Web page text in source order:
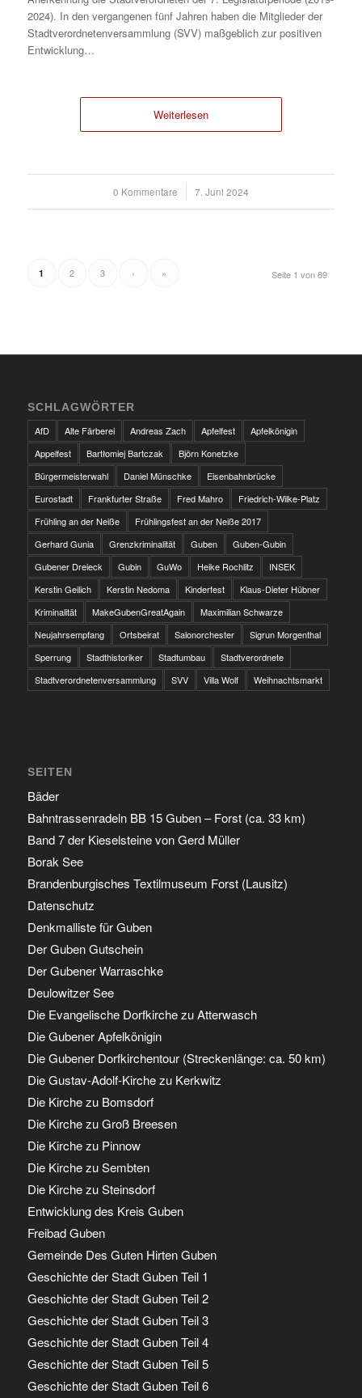
2024). In den vergangenen fünf Jahren haben die Mitglieder der
Stadtverordnetenversammlung (SVV) maßgeblich zur positiven
Entwicklung…
Weiterlesen
0 Kommentare
/ 7. Juni 2024
Seite 1 von 89
1 2 3 › »
SCHLAGWÖRTER
AfD
Alte Färberei Andreas Zach Apfelfest
Apfelkönigin
Appelfest
Bartłomiej Bartczak
Björn Konetzke
Bürgermeisterwahl
Daniel Münschke
Eisenbahnbrücke
Eurostadt
Frankfurter Straße Fred Mahro
Friedrich-Wilke-Platz
Frühling an der Neiße
Frühlingsfest an der Neiße 2017
Gerhard Gunia
Grenzkriminalität Guben
Guben-Gubin
Gubener Dreieck
Gubin GuWo Heike Rochlitz
INSEK
Kerstin Geilich
Kerstin Nedoma Kinderfest
Klaus-Dieter Hübner
Kriminalität
MakeGubenGreatAgain
Maximilian Schwarze
Neujahrsempfang
Ortsbeirat Salonorchester
Sigrun Morgenthal
Sperrung
Stadthistoriker Stadtumbau
Stadtverordnete
Stadtverordnetenversammlung
SVV Villa Wolf Weihnachtsmarkt
SEITEN
Bäder
Bahntrassenradeln BB 15 Guben – Forst (ca. 33 km)
Band 7 der Kieselsteine von Gerd Müller
Borak See
Brandenburgisches Textilmuseum Forst (Lausitz)
Datenschutz
Denkmalliste für Guben
Der Guben Gutschein
Der Gubener Warraschke
Deulowitzer See
Die Evangelische Dorfkirche zu Atterwasch
Die Gubener Apfelkönigin
Die Gubener Dorfkirchentour (Streckenlänge: ca. 50 km)
Die Gustav-Adolf-Kirche zu Kerkwitz
Die Kirche zu Bomsdorf
Die Kirche zu Groß Breesen
Die Kirche zu Pinnow
Die Kirche zu Sembten
Die Kirche zu Steinsdorf
Entwicklung des Kreis Guben
Freibad Guben
Gemeinde Des Guten Hirten Guben
Geschichte der Stadt Guben Teil 1
Geschichte der Stadt Guben Teil 2
Geschichte der Stadt Guben Teil 3
Geschichte der Stadt Guben Teil 4
Geschichte der Stadt Guben Teil 5
Geschichte der Stadt Guben Teil 6